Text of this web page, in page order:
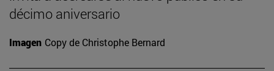
décimo aniversario
Imagen Copy de Christophe Bernard